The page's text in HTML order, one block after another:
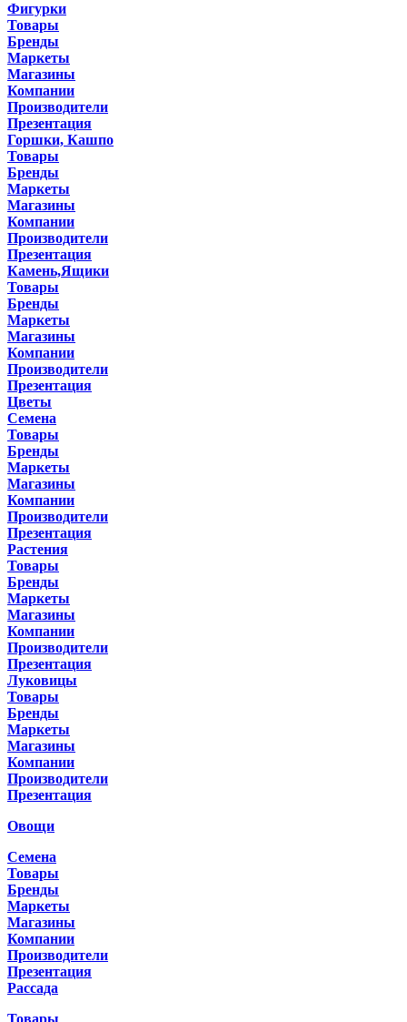
Фигурки
Товары
Бренды
Маркеты
Магазины
Компании
Производители
Презентация
Горшки, Кашпо
Товары
Бренды
Маркеты
Магазины
Компании
Производители
Презентация
Камень,Ящики
Товары
Бренды
Маркеты
Магазины
Компании
Производители
Презентация
Цветы
Семена
Товары
Бренды
Маркеты
Магазины
Компании
Производители
Презентация
Растения
Товары
Бренды
Маркеты
Магазины
Компании
Производители
Презентация
Луковицы
Товары
Бренды
Маркеты
Магазины
Компании
Производители
Презентация
Овощи
Семена
Товары
Бренды
Маркеты
Магазины
Компании
Производители
Презентация
Рассада
Товары